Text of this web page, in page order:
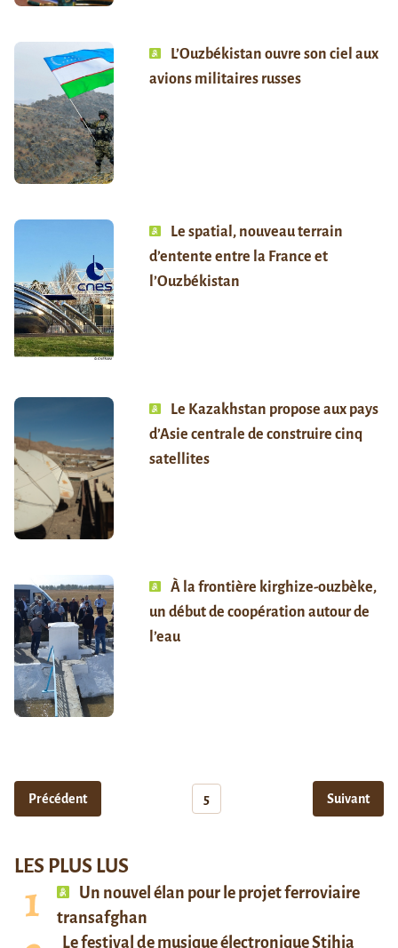
L’Ouzbékistan ouvre son ciel aux
avions militaires russes
Le spatial, nouveau terrain
d’entente entre la France et
l’Ouzbékistan
Le Kazakhstan propose aux pays
d’Asie centrale de construire cinq
satellites
À la frontière kirghize-ouzbèke,
un début de coopération autour de
l’eau
Précédent 5 Suivant
LES PLUS LUS
Un nouvel élan pour le projet ferroviaire
transafghan
Le festival de musique électronique Stihia